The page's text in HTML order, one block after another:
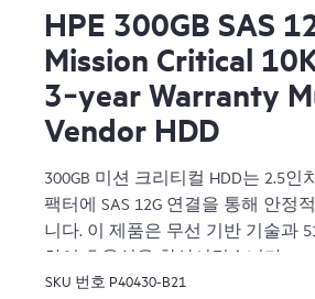
HPE 300GB SAS
Mission Critical
3‑year Warranty
Vendor HDD
300GB 미션 크리티컬 HDD는 2.5인
팩터에 SAS 12G 연결을 통해 안정
니다. 이 제품은 무선 기반 기술과
하여 효율성을 향상시켰습니다.
SKU 번호 P40430-B21